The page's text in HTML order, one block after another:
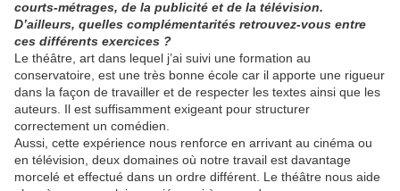
courts-métrages, de la publicité et de la télévision.
D’ailleurs, quelles complémentarités retrouvez-vous entre
ces différents exercices ?
Le théâtre, art dans lequel j’ai suivi une formation au
conservatoire, est une très bonne école car il apporte une rigueur
dans la façon de travailler et de respecter les textes ainsi que les
auteurs. Il est suffisamment exigeant pour structurer
correctement un comédien.
Aussi, cette expérience nous renforce en arrivant au cinéma ou
en télévision, deux domaines où notre travail est davantage
morcelé et effectué dans un ordre différent. Le théâtre nous aide